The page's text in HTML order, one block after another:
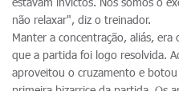
não relaxar", diz o treinador.
Manter a concentração, aliás,
que a partida foi logo resolvida.
aproveitou o cruzamento e botou